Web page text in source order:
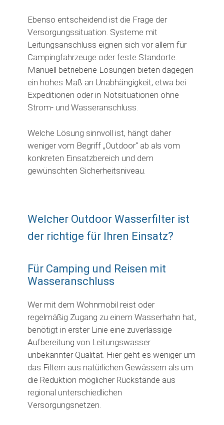
Ebenso entscheidend ist die Frage der
Versorgungssituation. Systeme mit
Leitungsanschluss eignen sich vor allem für
Campingfahrzeuge oder feste Standorte.
Manuell betriebene Lösungen bieten dagegen
ein hohes Maß an Unabhängigkeit, etwa bei
Expeditionen oder in Notsituationen ohne
Strom- und Wasseranschluss.
Welche Lösung sinnvoll ist, hängt daher
weniger vom Begriff „Outdoor“ ab als vom
konkreten Einsatzbereich und dem
gewünschten Sicherheitsniveau.
Welcher Outdoor Wasserfilter ist
der richtige für Ihren Einsatz?
Für Camping und Reisen mit
Wasseranschluss
Wer mit dem Wohnmobil reist oder
regelmäßig Zugang zu einem Wasserhahn hat,
benötigt in erster Linie eine zuverlässige
Aufbereitung von Leitungswasser
unbekannter Qualität. Hier geht es weniger um
das Filtern aus natürlichen Gewässern als um
die Reduktion möglicher Rückstände aus
regional unterschiedlichen
Versorgungsnetzen.